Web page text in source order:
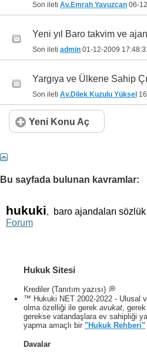
Son ileti Av.Emrah Yavuzcan 06-
Yeni yıl Baro takvim ve
Son ileti admin 01-12-2009
Yargıya ve Ülkene Sahip
Son ileti Av.Dilek Kuzulu Yüksel
Yeni Konu Aç
Bu sayfada bulunan kavramlar:
hukuki,
baro ajandaları sözlük
Forum
Hukuk Sitesi
Krediler (Tanıtım yazısı) 💭
™ Hukuki NET 2002-2022 - Ulusal
olma özelliği ile gerek avukat,
gerekse vatandaşlara ev sahipliği
yapma amaçlı bir "Hukuk Rehberi"
Davalar